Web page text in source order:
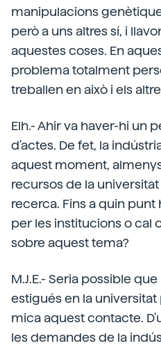
manipulacions
però a uns altres sí, i
aquestes coses. En
problema totalment
treballen en això i els
Elh.- Ahir va haver-hi un
d'actes. De fet, la
aquest moment,
recursos de la
recerca. Fins a quin
per les institucions o cal
sobre aquest tema?
M.J.E.- Seria possible
estigués en la universitat
mica aquest contacte.
les demandes de la